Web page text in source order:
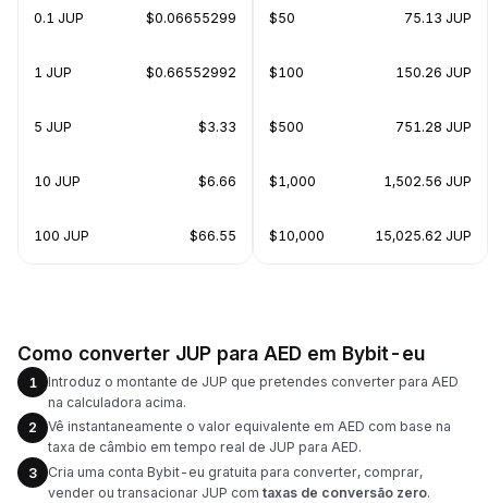
0.1 JUP $0.06655299
1 JUP $0.66552992
5 JUP $3.33
10 JUP $6.66
100 JUP $66.55
$50 75.13 JUP
$100 150.26 JUP
$500 751.28 JUP
$1,000 1,502.56 JUP
$10,000 15,025.62 JUP
Como converter JUP para AED em Bybit-eu
1
Introduz o montante de JUP que pretendes converter para AED
na calculadora acima.
2
Vê instantaneamente o valor equivalente em AED com base na
taxa de câmbio em tempo real de JUP para AED.
3
Cria uma conta Bybit-eu gratuita para converter, comprar,
vender ou transacionar JUP com taxas de conversão zero.